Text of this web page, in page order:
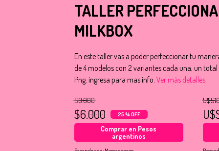
TALLER
MILKBOX
En este taller vas a poder perfeccionar tu
de 4 modelos con 2 variantes cada una, un
Png. ingresa para mas info.Ver más detalles
$8.000
$6.000 25 % OFF
Comprar en Pesos
argentinos